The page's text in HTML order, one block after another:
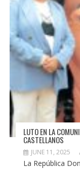
LUTO EN LA
CASTELLANOS
JUNE 11, 2025
La República